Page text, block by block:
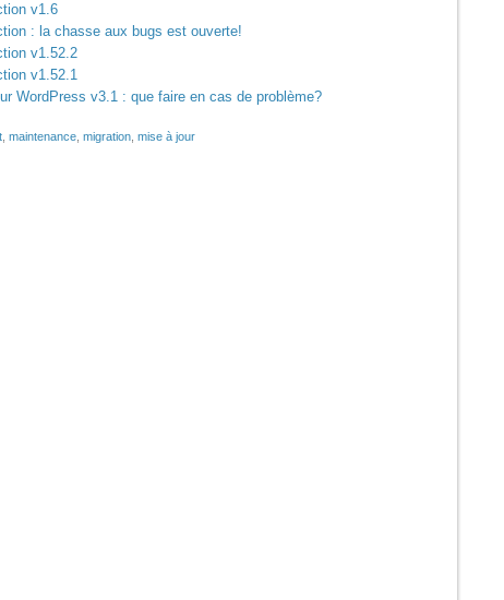
v1.6
: la chasse aux bugs est ouverte!
v1.52.2
v1.52.1
WordPress v3.1 : que faire en cas de problème?
maintenance migration mise à jour